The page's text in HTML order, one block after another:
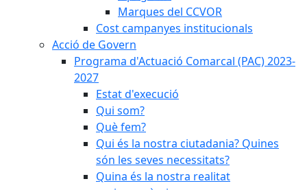
Marques del CCVOR
Cost campanyes institucionals
Acció de Govern
Programa d'Actuació Comarcal (PAC) 2023-
2027
Estat d'execució
Qui som?
Què fem?
Qui és la nostra ciutadania? Quines
són les seves necessitats?
Quina és la nostra realitat